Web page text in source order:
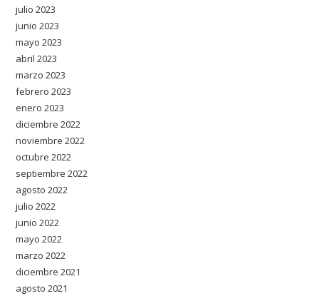
julio 2023
junio 2023
mayo 2023
abril 2023
marzo 2023
febrero 2023
enero 2023
diciembre 2022
noviembre 2022
octubre 2022
septiembre 2022
agosto 2022
julio 2022
junio 2022
mayo 2022
marzo 2022
diciembre 2021
agosto 2021